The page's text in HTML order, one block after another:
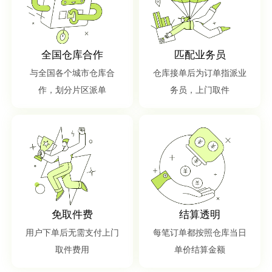
全国仓库合作
与全国各个城市仓库合
作，划分片区派单
匹配业务员
仓库接单后为订单指派业
务员，上门取件
免取件费
用户下单后无需支付上门
取件费用
结算透明
每笔订单都按照仓库当日
单价结算金额